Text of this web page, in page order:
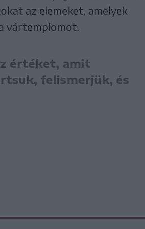
az elemeket, amelyek
vártemplomot.
értéket, amit
felismerjük, és